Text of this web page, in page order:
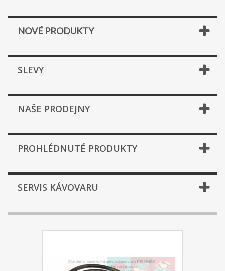
NOVÉ PRODUKTY
SLEVY
NAŠE PRODEJNY
PROHLÉDNUTÉ PRODUKTY
SERVIS KÁVOVARU